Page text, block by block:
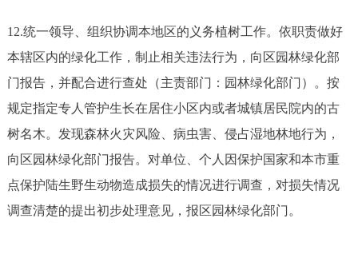
12.统一领导、组织协调本地区的义务植树工作。依职责做好
本辖区内的绿化工作，制止相关违法行为，向区园林绿化部
门报告，并配合进行查处（主责部门：园林绿化部门）。按
规定指定专人管护生长在居住小区内或者城镇居民院内的古
树名木。发现森林火灾风险、病虫害、侵占湿地林地行为，
向区园林绿化部门报告。对单位、个人因保护国家和本市重
点保护陆生野生动物造成损失的情况进行调查，对损失情况
调查清楚的提出初步处理意见，报区园林绿化部门。